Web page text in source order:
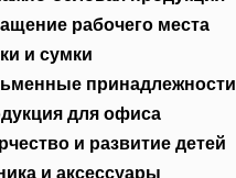
рабочего места
и сумки
принадлежности
для офиса
и развитие детей
и аксессуары